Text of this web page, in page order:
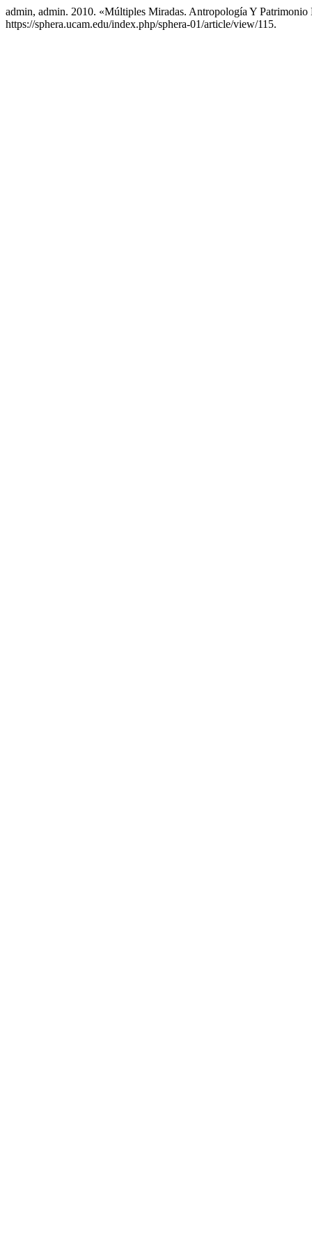
admin, admin. 2010. «Múltiples Miradas. Antropología Y
https://sphera.ucam.edu/index.php/sphera-01/article/view/115.